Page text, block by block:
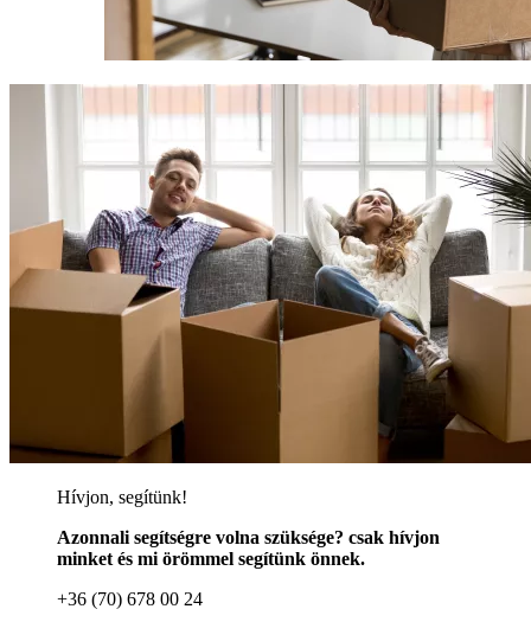
Hívjon, segítünk!
Azonnali segítségre volna szüksége? csak hívjon
minket és mi örömmel segítünk önnek.
+36 (70) 678 00 24